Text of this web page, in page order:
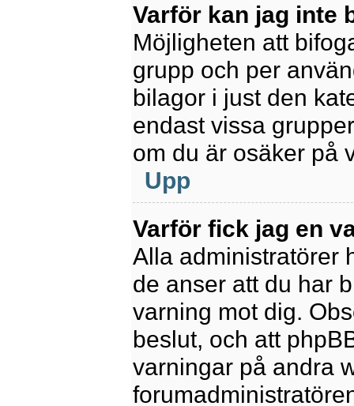
Varför kan jag inte
Möjligheten att
grupp och per
bilagor i just den
endast vissa
om du är osäker på
Upp
Varför fick jag en
Alla administratörer
de anser att du har
varning mot dig.
beslut, och att
varningar på andra